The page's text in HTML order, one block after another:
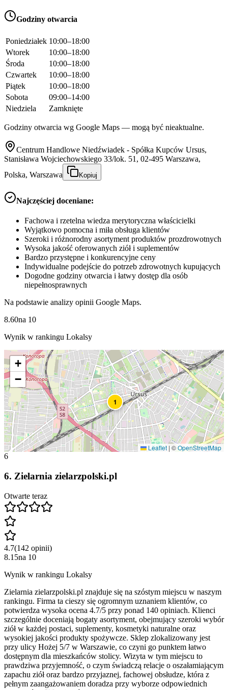
Godziny otwarcia
Poniedziałek 10:00–18:00
Wtorek
10:00–18:00
Środa
10:00–18:00
Czwartek
10:00–18:00
Piątek
10:00–18:00
Sobota
09:00–14:00
Niedziela
Zamknięte
Godziny otwarcia wg Google Maps — mogą być nieaktualne.
Centrum Handlowe Niedźwiadek - Spółka Kupców Ursus,
Stanisława Wojciechowskiego 33/lok. 51, 02-495 Warszawa,
Polska, Warszawa
Kopiuj
Najczęściej doceniane:
Fachowa i rzetelna wiedza merytoryczna właścicielki
Wyjątkowo pomocna i miła obsługa klientów
Szeroki i różnorodny asortyment produktów prozdrowotnych
Wysoka jakość oferowanych ziół i suplementów
Bardzo przystępne i konkurencyjne ceny
Indywidualne podejście do potrzeb zdrowotnych kupujących
Dogodne godziny otwarcia i łatwy dostęp dla osób
niepełnosprawnych
Na podstawie analizy opinii Google Maps.
8.60na 10
Wynik w rankingu Lokalsy
1
+
−
Leaflet | ©OpenStreetMap
6
6. Zielarnia zielarzpolski.pl
Otwarte teraz
4.7(142 opinii)
8.15na 10
Wynik w rankingu Lokalsy
Zielarnia zielarzpolski.pl znajduje się na szóstym miejscu w naszym
rankingu. Firma ta cieszy się ogromnym uznaniem klientów, co
potwierdza wysoka ocena 4.7/5 przy ponad 140 opiniach. Klienci
szczególnie doceniają bogaty asortyment, obejmujący szeroki wybór
ziół w każdej postaci, suplementy, kosmetyki naturalne oraz
wysokiej jakości produkty spożywcze. Sklep zlokalizowany jest
przy ulicy Hożej 5/7 w Warszawie, co czyni go punktem łatwo
dostępnym dla mieszkańców stolicy. Wizyta w tym miejscu to
prawdziwa przyjemność, o czym świadczą relacje o oszałamiającym
zapachu ziół oraz bardzo przyjaznej, fachowej obsłudze, która z
pełnym zaangażowaniem doradza przy wyborze odpowiednich